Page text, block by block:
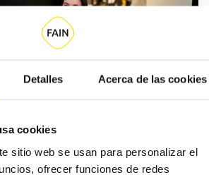
Detalles Acerca de las cookies
cookies
sitio web se usan para personalizar el
ofrecer funciones de redes
nomena Miguel
nou CEO